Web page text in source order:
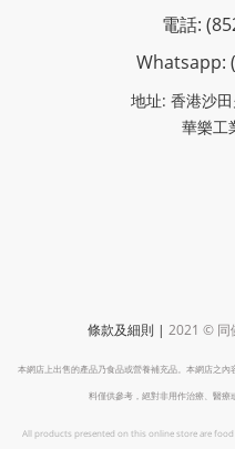
電話:
Whatsapp:
地址: 香港沙
華樂工業
條款及細則 | 2021 © 同
本網店上出售的產品乃食品或營養補充品。本網店之
料僅供參考，絕對非用作治療、醫療
All products presented on this online store are